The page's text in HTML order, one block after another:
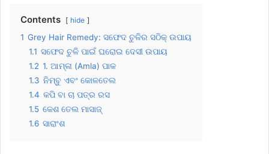
Contents hide
1 Grey Hair Remedy: ସଫେଦ ଚୁଳିର ସଠିକ୍ ଉପାୟ
1.1 ସଫେଦ ଚୁଳି ପାଇଁ ଘରୋଇ ଦେସୀ ଉପାୟ
1.2 1. ଆମ୍ଳା (Amla) ପାକ
1.3 ନିମ୍ବୁ ଏବଂ କୋଳତେଲ
1.4 କପି ବା ଚା ପତ୍ର ରସ
1.5 କେଶ ତେଲ ମାସାଜ୍
1.6 ସାରାଂଶ